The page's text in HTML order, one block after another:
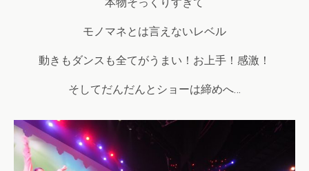
モノマネとは言えないレベル
動きもダンスも全てがうまい！お上手！感激！
そしてだんだんとショーは締めへ…